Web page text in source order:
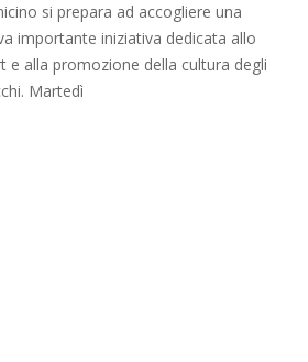
si prepara ad accogliere una
importante iniziativa dedicata allo
e alla promozione della cultura degli
Martedì